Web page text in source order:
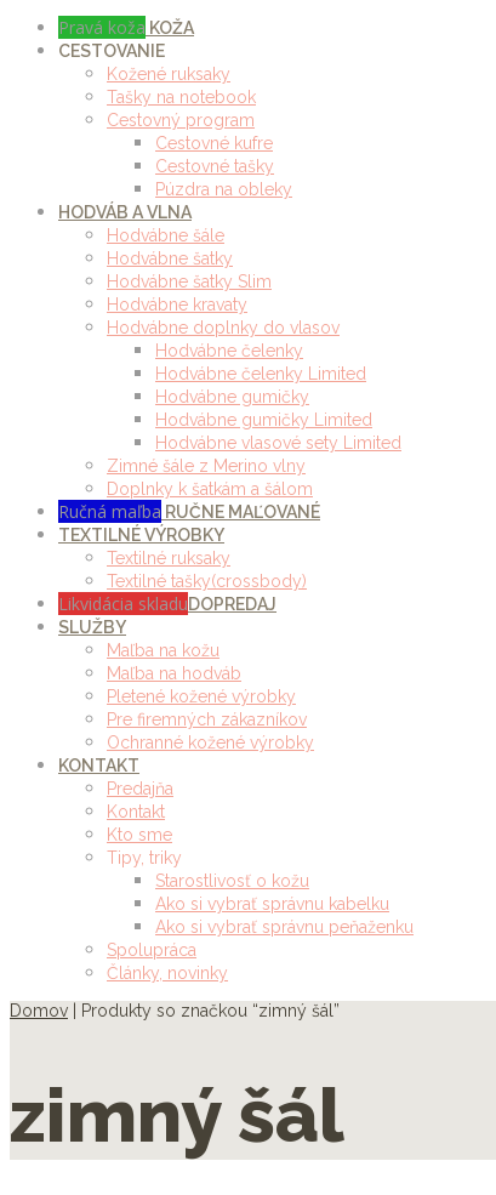
Pravá koža KOŽA
CESTOVANIE
Kožené ruksaky
Tašky na notebook
Cestovný program
Cestovné kufre
Cestovné tašky
Púzdra na obleky
HODVÁB A VLNA
Hodvábne šále
Hodvábne šatky
Hodvábne šatky Slim
Hodvábne kravaty
Hodvábne doplnky do vlasov
Hodvábne čelenky
Hodvábne čelenky Limited
Hodvábne gumičky
Hodvábne gumičky Limited
Hodvábne vlasové sety Limited
Zimné šále z Merino vlny
Doplnky k šatkám a šálom
Ručná maľba RUČNE MAĽOVANÉ
TEXTILNÉ VÝROBKY
Textilné ruksaky
Textilné tašky(crossbody)
Likvidácia skladuDOPREDAJ
SLUŽBY
Maľba na kožu
Maľba na hodváb
Pletené kožené výrobky
Pre firemných zákazníkov
Ochranné kožené výrobky
KONTAKT
Predajňa
Kontakt
Kto sme
Tipy, triky
Starostlivosť o kožu
Ako si vybrať správnu kabelku
Ako si vybrať správnu peňaženku
Spolupráca
Články, novinky
Domov | Produkty so značkou “zimný šál”
zimný šál